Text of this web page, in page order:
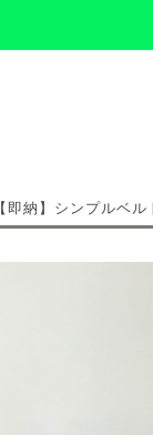
【即納】シンプルベ